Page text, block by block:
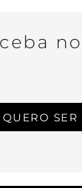
QUERO SER